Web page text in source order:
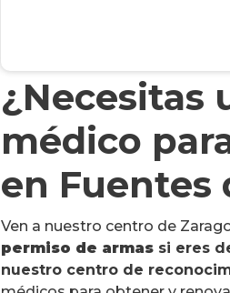
¿Necesitas
médico
en Fuentes
Ven a nuestro centro de
permiso de armas si eres
nuestro centro de